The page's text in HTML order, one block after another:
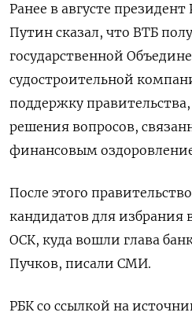
Ранее в августе
Путин сказал, что ВТБ
государственной
судостроительной
поддержку
решения вопросов,
финансовым
После этого
кандидатов для избрания
ОСК, куда вошли глава
Пучков, писали СМИ.
РБК со ссылкой на